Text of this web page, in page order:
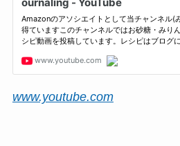
www.youtube.com